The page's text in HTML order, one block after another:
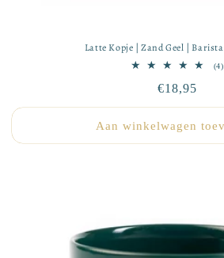
Latte Kopje | Zand Geel |
(4)4
Normale
prijs
€18,95
Aan winkelwagen